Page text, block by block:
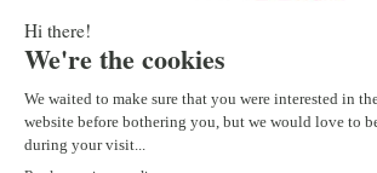
nos courtiers vous accompagne dans la